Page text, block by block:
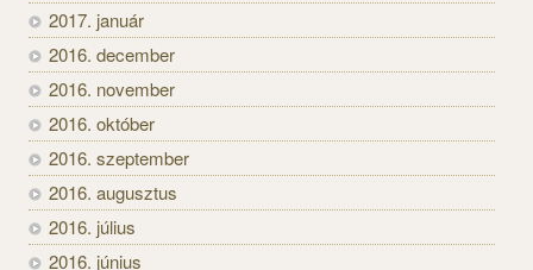
2017. január
2016. december
2016. november
2016. október
2016. szeptember
2016. augusztus
2016. július
2016. június